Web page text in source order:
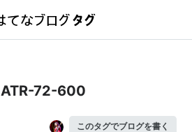
ATR-72-600
このタグでブログを書く